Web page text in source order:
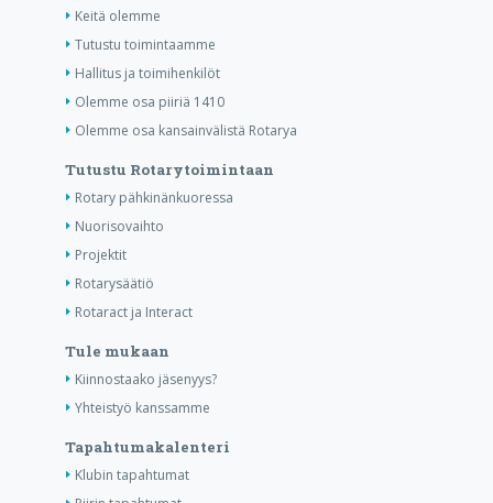
Keitä olemme
Tutustu toimintaamme
Hallitus ja toimihenkilöt
Olemme osa piiriä 1410
Olemme osa kansainvälistä Rotarya
Tutustu Rotarytoimintaan
Rotary pähkinänkuoressa
Nuorisovaihto
Projektit
Rotarysäätiö
Rotaract ja Interact
Tule mukaan
Kiinnostaako jäsenyys?
Yhteistyö kanssamme
Tapahtumakalenteri
Klubin tapahtumat